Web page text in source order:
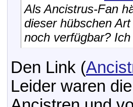
Als Ancistrus-Fan
dieser hübschen
noch verfügbar?
Den Link (
Leider waren